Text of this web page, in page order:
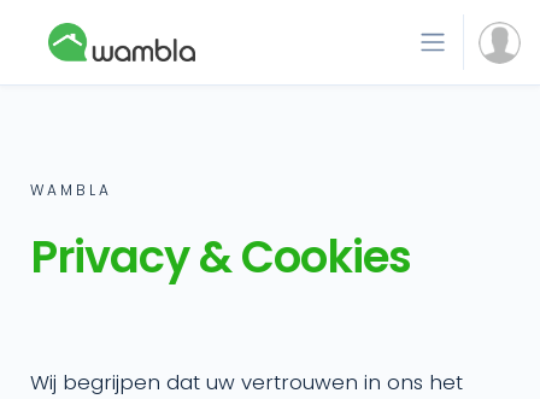
WAMBLA
Privacy & Cookies
Wij begrijpen dat uw vertrouwen in ons het